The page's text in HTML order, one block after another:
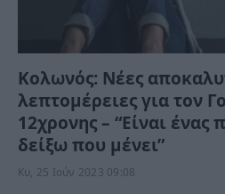
Κολωνός: Νέες
λεπτομέρειες για τον
12χρονης – “Είναι
δείξω που μένει”
Κυ, 25 Ιούν 2023 09:08